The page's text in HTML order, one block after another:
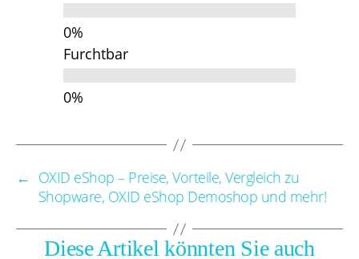
Furchtbar
← OXID eShop – Preise, Vorteile, Vergleich zu
Shopware, OXID eShop Demoshop und mehr!
Diese Artikel könnten Sie auch